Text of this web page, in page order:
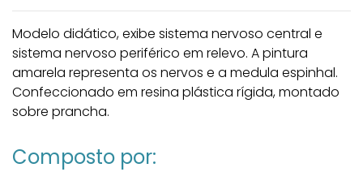
Modelo didático, exibe sistema nervoso central e
sistema nervoso periférico em relevo. A pintura
amarela representa os nervos e a medula espinhal.
Confeccionado em resina plástica rígida, montado
sobre prancha.
Composto por: